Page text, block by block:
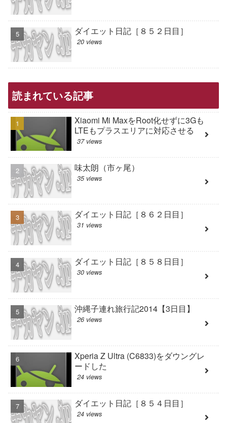
ダイエット日記［８５２日目］
20 views
読まれている記事
Xiaomi Mi MaxをRoot化せずに3Gも
LTEもプラスエリアに対応させる
37 views
味太朗（市ヶ尾）
35 views
ダイエット日記［８６２日目］
31 views
ダイエット日記［８５８日目］
30 views
沖縄子連れ旅行記2014【3日目】
26 views
Xperia Z Ultra (C6833)をダウングレ
ードした
24 views
ダイエット日記［８５４日目］
24 views